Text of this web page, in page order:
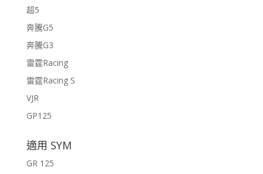
超5
奔騰G5
奔騰G3
雷霆Racing
雷霆Racing S
VJR
GP125
適用 SYM
GR 125